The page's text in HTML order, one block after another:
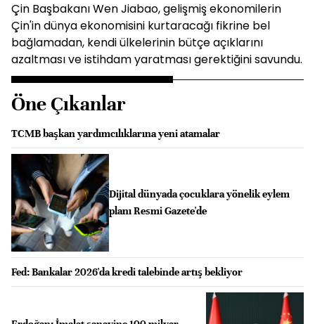
Çin Başbakanı Wen Jiabao, gelişmiş ekonomilerin
Çin'in dünya ekonomisini kurtaracağı fikrine bel
bağlamadan, kendi ülkelerinin bütçe açıklarını
azaltması ve istihdam yaratması gerektiğini savundu.
Öne Çıkanlar
TCMB başkan yardımcılıklarına yeni atamalar
Dijital dünyada çocuklara yönelik eylem
planı Resmi Gazete'de
Fed: Bankalar 2026'da kredi talebinde artış bekliyor